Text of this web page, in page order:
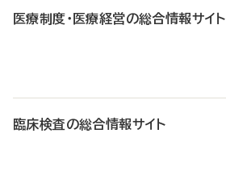
医療制度・医療経営の総合情報サイト
臨床検査の総合情報サイト